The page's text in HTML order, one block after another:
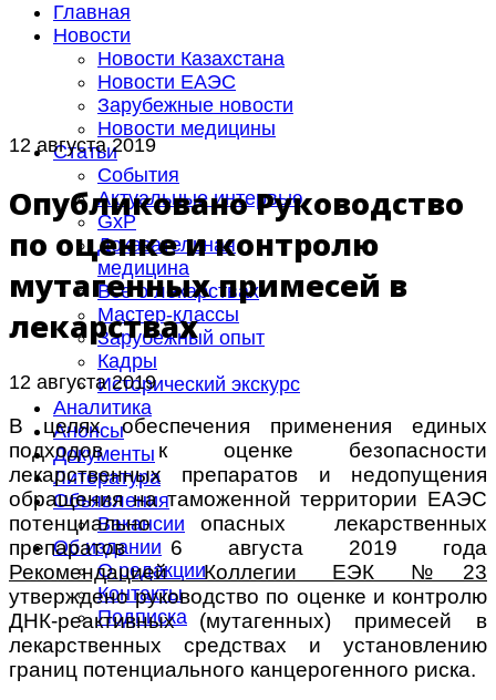
Главная
Новости
Новости Казахстана
Новости ЕАЭС
Зарубежные новости
Новости медицины
Статьи
События
Актуальные интервью
GxP
Доказательная
медицина
Все о лекарствах
Мастер-классы
Зарубежный опыт
Кадры
Исторический экскурс
Аналитика
Анонсы
Документы
Литература
Объявления
Вакансии
Об издании
О редакции
Контакты
Подписка
12 августа 2019
Опубликовано Руководство
по оценке и контролю
мутагенных примесей в
лекарствах
12 августа 2019
В целях обеспечения применения единых
подходов к оценке безопасности
лекарственных препаратов и недопущения
обращения на таможенной территории ЕАЭС
потенциально опасных лекарственных
препаратов 6 августа 2019 года
Рекомендацией Коллегии ЕЭК №23
утверждено руководство по оценке и контролю
ДНК-реактивных (мутагенных) примесей в
лекарственных средствах и установлению
границ потенциального канцерогенного риска.